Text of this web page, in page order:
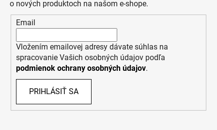
o nových produktoch na našom e-shope.
Email
Vložením emailovej adresy dávate súhlas na
spracovanie Vašich osobných údajov podľa
podmienok ochrany osobných údajov.
PRIHLÁSIŤ SA